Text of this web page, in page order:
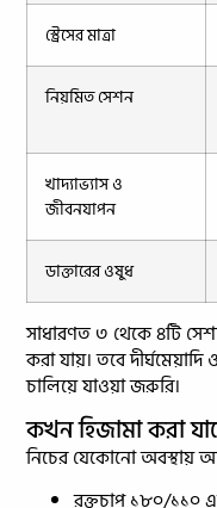
স্ট্রেসের মাত্রা
নিয়মিত সেশন
খাদ্যাভ্যাস ও
জীবনযাপন
ডাক্তারের ওষুধ
সাধারণত ৩ থেকে ৪টি
করা যায়। তবে
চালিয়ে যাওয়া জরুরি।
কখন হিজামা করা
নিচের যেকোনো অবস্থায়
রক্তচাপ ১৮০/১১০